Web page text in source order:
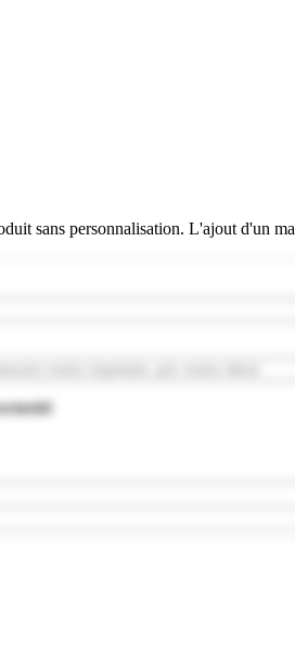
sans personnalisation. L'ajout d'un